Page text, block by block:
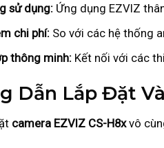
sử dụng:Ứng dụng EZVIZ
chi phí:So với các hệ thống
thông minh:Kết nối với các
Dẫn Lắp Đặt
camera EZVIZ CS-H8xvô